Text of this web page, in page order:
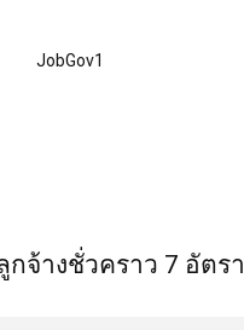
JobGov1
จ้างชั่วคราว 7 อัตรา